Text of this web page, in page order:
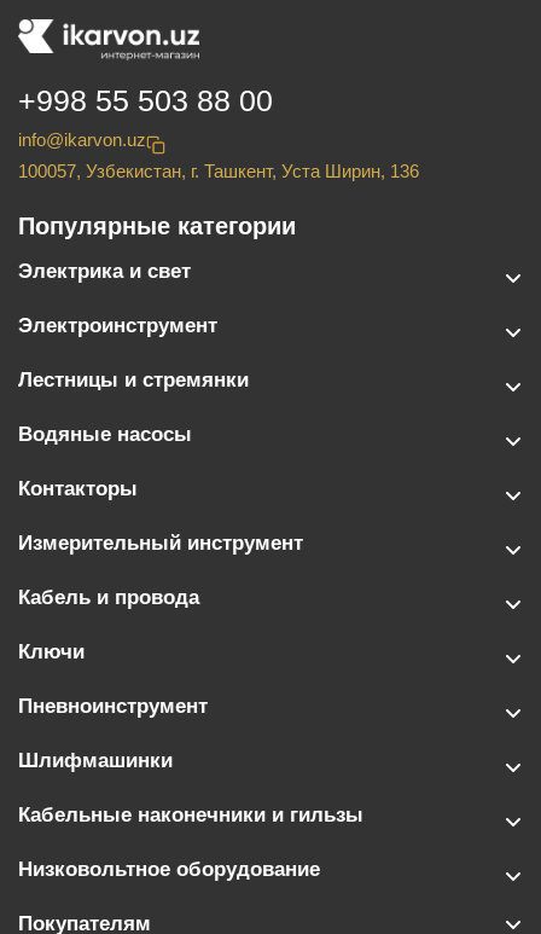
+998 55 503 88 00
info@ikarvon.uz
100057, Узбекистан, г. Ташкент, Уста Ширин, 136
Популярные категории
Электрика и свет
Электроинструмент
Лестницы и стремянки
Водяные насосы
Контакторы
Измерительный инструмент
Кабель и провода
Ключи
Пневноинструмент
Шлифмашинки
Кабельные наконечники и гильзы
Низковольтное оборудование
Покупателям